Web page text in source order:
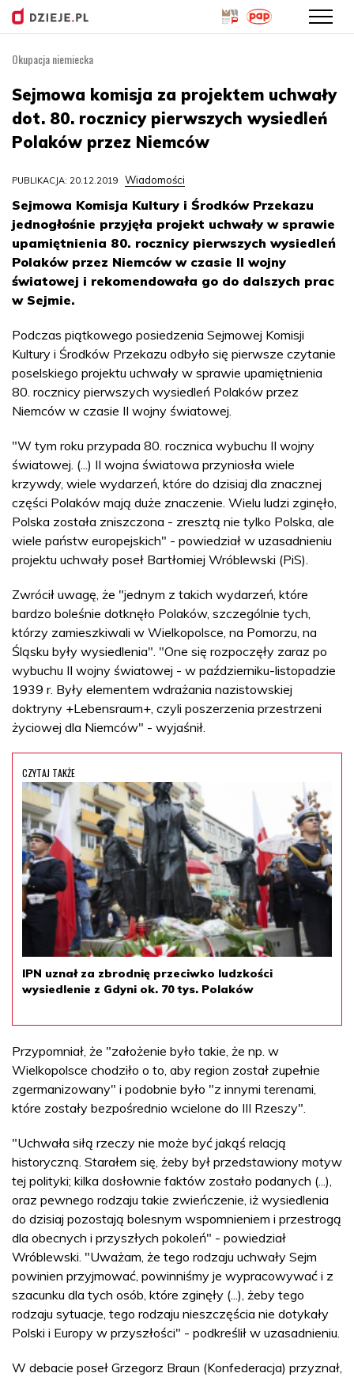
treści
Okupacja niemiecka
Sejmowa komisja za projektem uchwały
dot. 80. rocznicy pierwszych wysiedleń
Polaków przez Niemców
PUBLIKACJA: 20.12.2019 Wiadomości
Sejmowa Komisja Kultury i Środków Przekazu
jednogłośnie przyjęła projekt uchwały w sprawie
upamiętnienia 80. rocznicy pierwszych wysiedleń
Polaków przez Niemców w czasie II wojny
światowej i rekomendowała go do dalszych prac
w Sejmie.
Podczas piątkowego posiedzenia Sejmowej Komisji
Kultury i Środków Przekazu odbyło się pierwsze czytanie
poselskiego projektu uchwały w sprawie upamiętnienia
80. rocznicy pierwszych wysiedleń Polaków przez
Niemców w czasie II wojny światowej.
"W tym roku przypada 80. rocznica wybuchu II wojny
światowej. (...) II wojna światowa przyniosła wiele
krzywdy, wiele wydarzeń, które do dzisiaj dla znacznej
części Polaków mają duże znaczenie. Wielu ludzi zginęło,
Polska została zniszczona - zresztą nie tylko Polska, ale
wiele państw europejskich" - powiedział w uzasadnieniu
projektu uchwały poseł Bartłomiej Wróblewski (PiS).
Zwrócił uwagę, że "jednym z takich wydarzeń, które
bardzo boleśnie dotknęło Polaków, szczególnie tych,
którzy zamieszkiwali w Wielkopolsce, na Pomorzu, na
Śląsku były wysiedlenia". "One się rozpoczęły zaraz po
wybuchu II wojny światowej - w październiku-listopadzie
1939 r. Były elementem wdrażania nazistowskiej
doktryny +Lebensraum+, czyli poszerzenia przestrzeni
życiowej dla Niemców" - wyjaśnił.
CZYTAJ TAKŻE
IPN uznał za zbrodnię przeciwko ludzkości
wysiedlenie z Gdyni ok. 70 tys. Polaków
Przypomniał, że "założenie było takie, że np. w
Wielkopolsce chodziło o to, aby region został zupełnie
zgermanizowany" i podobnie było "z innymi terenami,
które zostały bezpośrednio wcielone do III Rzeszy".
"Uchwała siłą rzeczy nie może być jakąś relacją
historyczną. Starałem się, żeby był przedstawiony motyw
tej polityki; kilka dosłownie faktów zostało podanych (...),
oraz pewnego rodzaju takie zwieńczenie, iż wysiedlenia
do dzisiaj pozostają bolesnym wspomnieniem i przestrogą
dla obecnych i przyszłych pokoleń" - powiedział
Wróblewski. "Uważam, że tego rodzaju uchwały Sejm
powinien przyjmować, powinniśmy je wypracowywać i z
szacunku dla tych osób, które zginęły (...), żeby tego
rodzaju sytuacje, tego rodzaju nieszczęścia nie dotykały
Polski i Europy w przyszłości" - podkreślił w uzasadnieniu.
W debacie poseł Grzegorz Braun (Konfederacja) przyznał,